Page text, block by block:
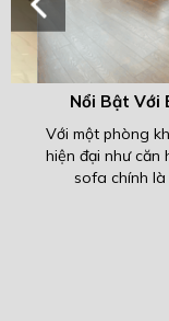
Nổi Bật Với
Với một phòng
hiện đại như căn
sofa chính là